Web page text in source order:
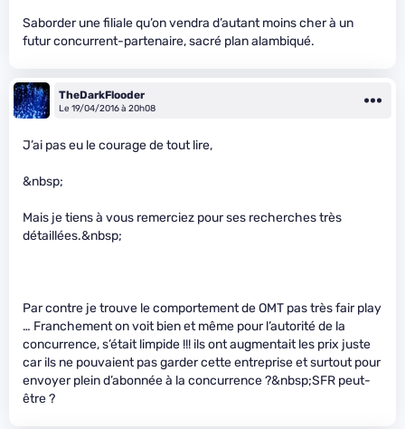
Saborder une filiale qu’on vendra d’autant moins cher à un
futur concurrent-partenaire, sacré plan alambiqué.
TheDarkFlooder
Le 19/04/2016 à 20h08
J’ai pas eu le courage de tout lire,
&nbsp;
Mais je tiens à vous remerciez pour ses recherches très
détaillées.&nbsp;
Par contre je trouve le comportement de OMT pas très fair play
… Franchement on voit bien et même pour l’autorité de la
concurrence, s’était limpide !!! ils ont augmentait les prix juste
car ils ne pouvaient pas garder cette entreprise et surtout pour
envoyer plein d’abonnée à la concurrence ?&nbsp;SFR peut-
être ?